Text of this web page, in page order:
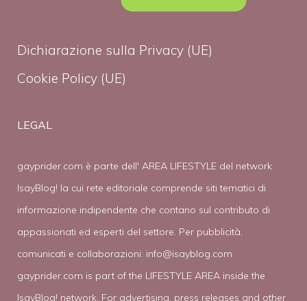
Dichiarazione sulla Privacy (UE)
Cookie Policy (UE)
LEGAL
gayprider.com è parte dell' AREA LIFESTYLE del network
IsayBlog! la cui rete editoriale comprende siti tematici di
informazione indipendente che contano sul contributo di
appassionati ed esperti del settore. Per pubblicità,
comunicati e collaborazioni: info@isayblog.com
gayprider.com is part of the LIFESTYLE AREA inside the
IsayBlog! network. For advertising, press releases and other